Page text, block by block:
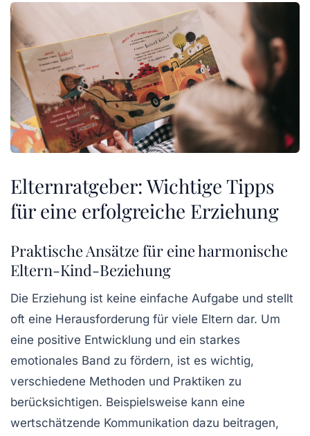
Elternratgeber: Wichtige Tipps
für eine erfolgreiche Erziehung
Praktische Ansätze für eine harmonische
Eltern-Kind-Beziehung
Die Erziehung ist keine einfache Aufgabe und stellt
oft eine Herausforderung für viele Eltern dar. Um
eine positive Entwicklung und ein starkes
emotionales Band zu fördern, ist es wichtig,
verschiedene Methoden und Praktiken zu
berücksichtigen. Beispielsweise kann eine
wertschätzende Kommunikation dazu beitragen,